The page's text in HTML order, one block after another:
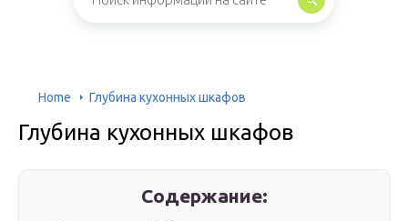
Home Глубина кухонных шкафов
Глубина кухонных шкафов
Содержание: